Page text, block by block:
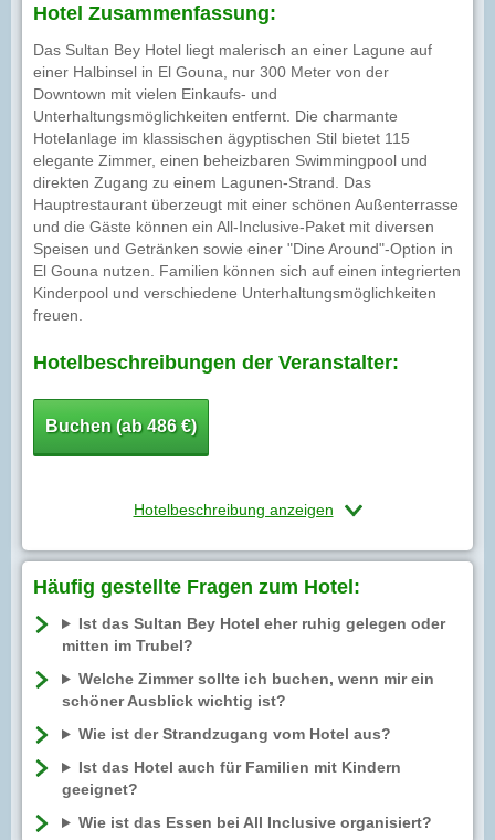
Hotel Zusammenfassung:
Das Sultan Bey Hotel liegt malerisch an einer Lagune auf
einer Halbinsel in El Gouna, nur 300 Meter von der
Downtown mit vielen Einkaufs- und
Unterhaltungsmöglichkeiten entfernt. Die charmante
Hotelanlage im klassischen ägyptischen Stil bietet 115
elegante Zimmer, einen beheizbaren Swimmingpool und
direkten Zugang zu einem Lagunen-Strand. Das
Hauptrestaurant überzeugt mit einer schönen Außenterrasse
und die Gäste können ein All-Inclusive-Paket mit diversen
Speisen und Getränken sowie einer "Dine Around"-Option in
El Gouna nutzen. Familien können sich auf einen integrierten
Kinderpool und verschiedene Unterhaltungsmöglichkeiten
freuen.
Hotelbeschreibungen der Veranstalter:
Buchen (ab 486 €)
Hotelbeschreibung anzeigen
Häufig gestellte Fragen zum Hotel:
Ist das Sultan Bey Hotel eher ruhig gelegen oder
mitten im Trubel?
Welche Zimmer sollte ich buchen, wenn mir ein
schöner Ausblick wichtig ist?
Wie ist der Strandzugang vom Hotel aus?
Ist das Hotel auch für Familien mit Kindern
geeignet?
Wie ist das Essen bei All Inclusive organisiert?